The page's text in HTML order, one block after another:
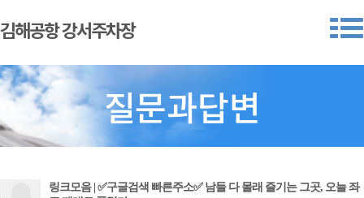
김해공항 강서주차장
질문과답변
링크모음 | ✅구글검색 빠른주소✅ 남들 다 몰래 즐기는 그곳, 오늘 좌